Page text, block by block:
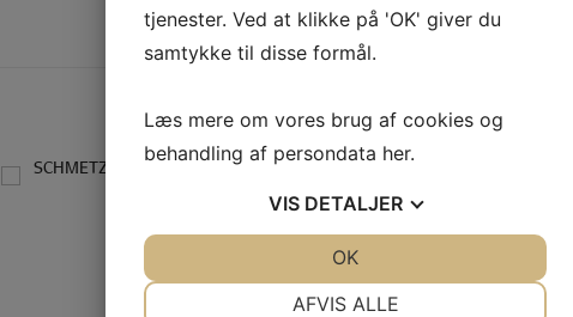
SENEST SETE PRODUKTER
13%
tjenester. Ved at klikke på 'OK' giver du
samtykke til disse formål.
Læs mere om vores brug af cookies og
behandling af persondata her.
VIS DETALJER
AFVIS ALLE
OK